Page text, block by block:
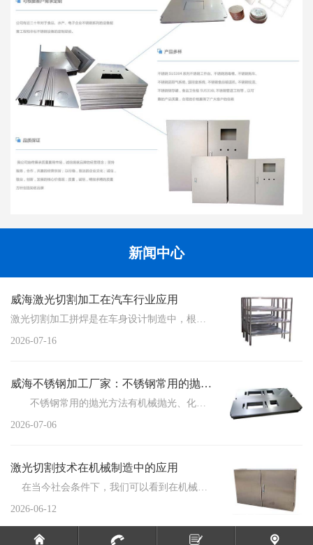
新闻中心
威海激光切割加工在汽车行业应用
激光切割加工拼焊是在车身设计制造中，根据车身不同的设计和性能要求，将不同厚度、不同材质、不同或相同性...
2026-07-16
威海不锈钢加工厂家：不锈钢常用的抛光方法
不锈钢常用的抛光方法有机械抛光、化学抛光、电化学抛光三种，这三种方法各有各的优缺点。...
2026-07-06
激光切割技术在机械制造中的应用
在当今社会条件下，我们可以看到在机械制造中使用的技术不断在进步，特别是激...
2026-06-12